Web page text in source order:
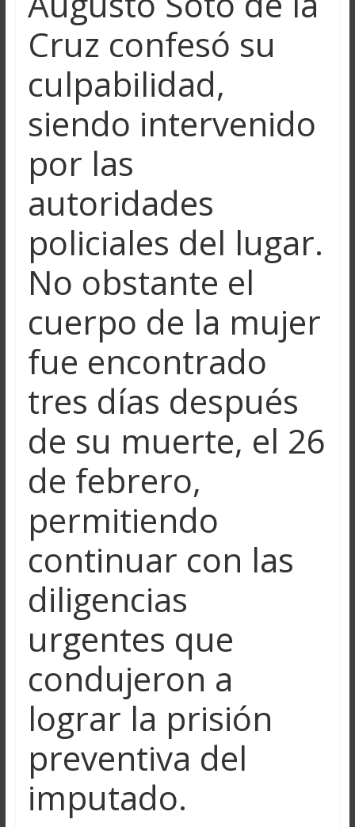
Cruz confesó su
culpabilidad,
siendo intervenido
por las
autoridades
policiales del lugar.
No obstante el
cuerpo de la mujer
fue encontrado
tres días después
de su muerte, el 26
de febrero,
permitiendo
continuar con las
diligencias
urgentes que
condujeron a
lograr la prisión
preventiva del
imputado.